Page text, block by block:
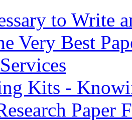
to Write
Very Best
Kits -
Paper